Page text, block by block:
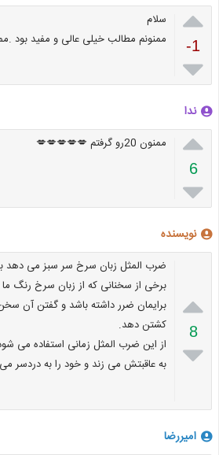

-1

سلام
ممنونم مطالب خیلی عالی و مفید بود
ندا

6

ممنون 20رو گرفتم 💋💋💋💋💋
نویسنده

8

ضرب المثل زبان سرخ سر سبز می دهد بر
برخی از سخنانی که از زبان سرخ رنگ
برایمان ضرر داشته باشد و گفتن آن
کشتن دهد.
از این ضرب المثل زمانی استفاده می
به عاقبتش می زند و خود را به دردسر می
امیررضا